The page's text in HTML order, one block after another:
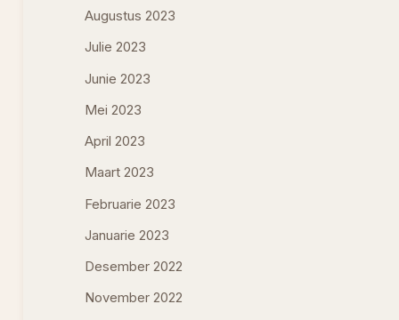
Augustus 2023
Julie 2023
Junie 2023
Mei 2023
April 2023
Maart 2023
Februarie 2023
Januarie 2023
Desember 2022
November 2022